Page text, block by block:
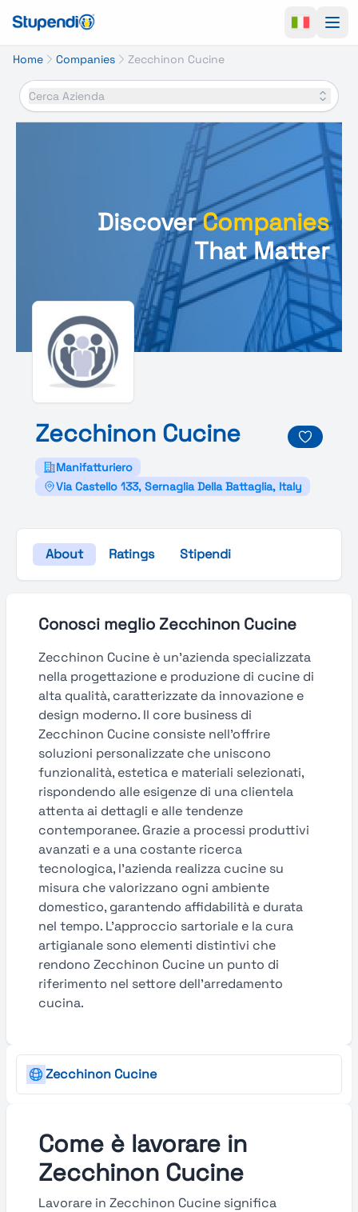
Home Companies Zecchinon Cucine
Cerca Azienda
DiscoverCompanies
That Matter
Zecchinon Cucine
Manifatturiero
Via Castello 133, Sernaglia Della Battaglia, Italy
About Ratings Stipendi
Conosci meglio Zecchinon Cucine
Zecchinon Cucine è un'azienda specializzata
nella progettazione e produzione di cucine di
alta qualità, caratterizzate da innovazione e
design moderno. Il core business di
Zecchinon Cucine consiste nell'offrire
soluzioni personalizzate che uniscono
funzionalità, estetica e materiali selezionati,
rispondendo alle esigenze di una clientela
attenta ai dettagli e alle tendenze
contemporanee. Grazie a processi produttivi
avanzati e a una costante ricerca
tecnologica, l’azienda realizza cucine su
misura che valorizzano ogni ambiente
domestico, garantendo affidabilità e durata
nel tempo. L’approccio sartoriale e la cura
artigianale sono elementi distintivi che
rendono Zecchinon Cucine un punto di
riferimento nel settore dell’arredamento
cucina.
Zecchinon Cucine
Come è lavorare in
Zecchinon Cucine
Lavorare in Zecchinon Cucine significa